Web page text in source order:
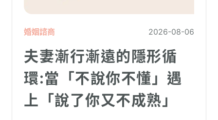
婚姻諮商 2026-08-06
夫妻漸行漸遠的隱形循
環:當「不說你不懂」遇
上「說了你又不成熟」